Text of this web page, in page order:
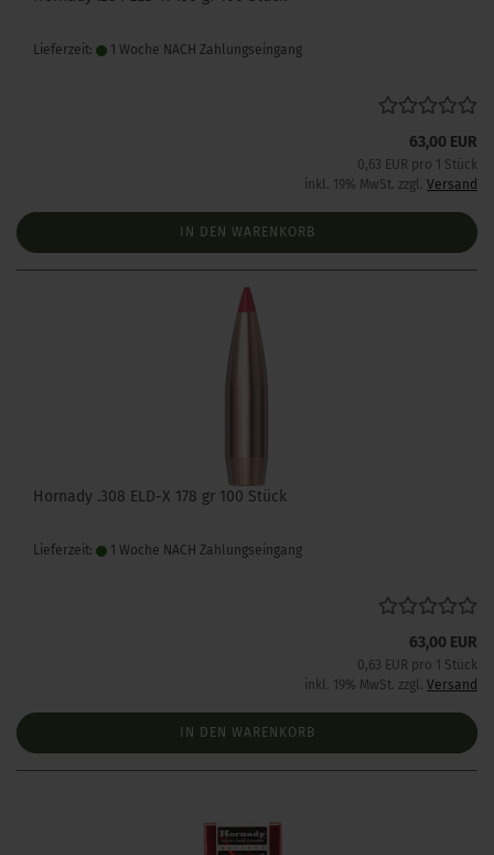
Lieferzeit: 1 Woche NACH Zahlungseingang
63,00 EUR
0,63 EUR pro 1 Stück
inkl. 19% MwSt. zzgl. Versand
IN DEN WARENKORB
Hornady .308 ELD-X 178 gr 100 Stück
Lieferzeit: 1 Woche NACH Zahlungseingang
63,00 EUR
0,63 EUR pro 1 Stück
inkl. 19% MwSt. zzgl. Versand
IN DEN WARENKORB